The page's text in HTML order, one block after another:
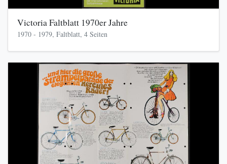
Victoria Faltblatt 1970er Jahre
1970 - 1979, Faltblatt, 4 Seiten